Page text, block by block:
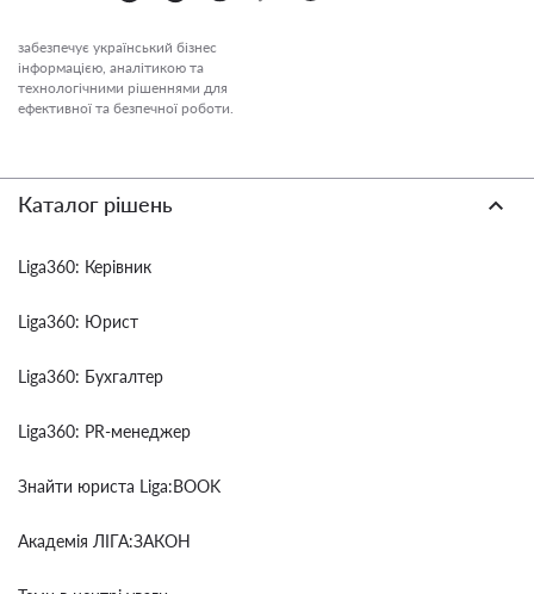
забезпечує український бізнес
інформацією, аналітикою та
технологічними рішеннями для
ефективної та безпечної роботи.
Каталог рішень
Liga360: Керівник
Liga360: Юрист
Liga360: Бухгалтер
Liga360: PR-менеджер
Знайти юриста Liga:BOOK
Академія ЛІГА:ЗАКОН